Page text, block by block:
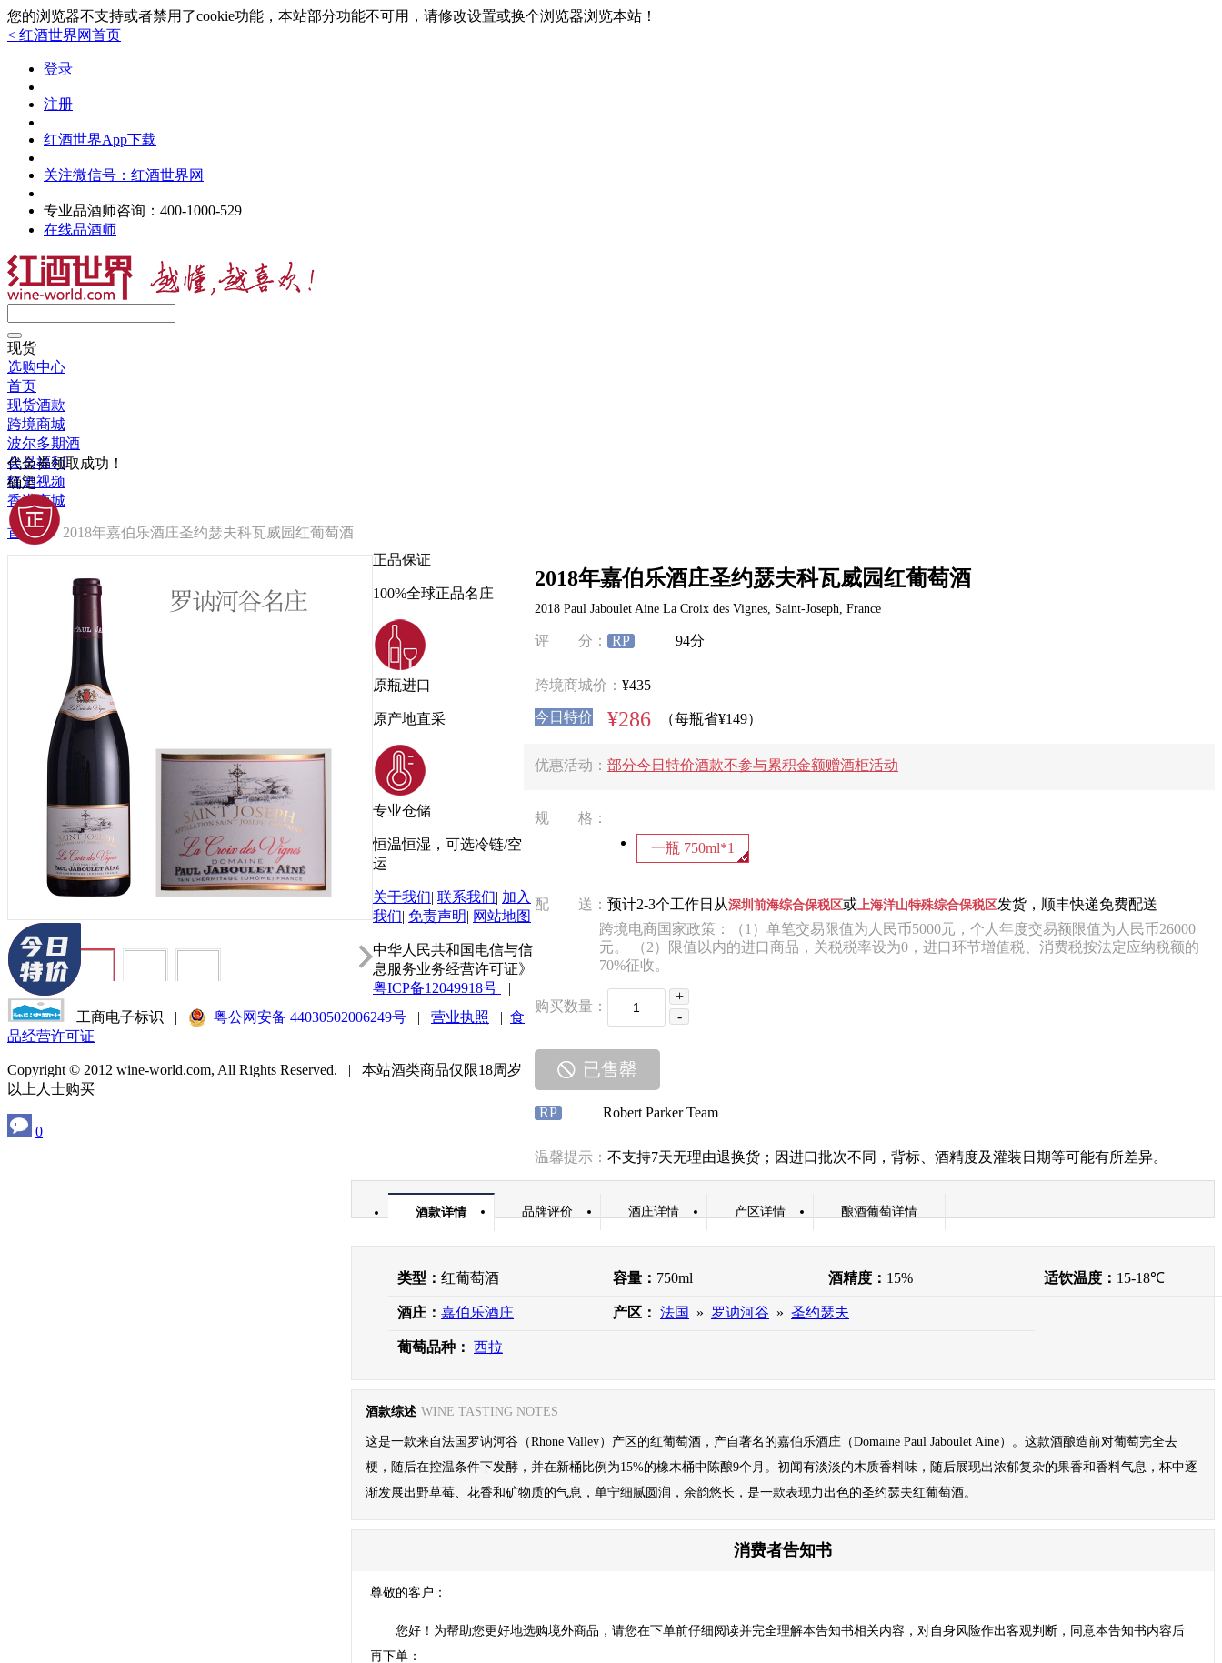
您的浏览器不支持或者禁用了cookie功能，本站部分功能不可用，请修改设置或换个浏览器浏览本站！
< 红酒世界网首页
登录
注册
红酒世界App下载
关注微信号：红酒世界网
专业品酒师咨询： 400-1000-529
在线品酒师
现货
选购中心
首页
现货酒款
跨境商城
波尔多期酒
会员福利
红酒视频
香港商城
首页 > 2018年嘉伯乐酒庄圣约瑟夫科瓦威园红葡萄酒
2018年嘉伯乐酒庄圣约瑟夫科瓦威园红葡萄酒
2018 Paul Jaboulet Aine La Croix des Vignes, Saint-Joseph, France
评 分： RP 94分
跨境商城价： ¥435
今日特价 ¥286 （每瓶省¥149）
优惠活动： 部分今日特价酒款不参与累积金额赠酒柜活动
规 格：
一瓶 750ml*1
配 送： 预计2-3个工作日从深圳前海综合保税区或上海洋山特殊综合保税区发货，顺丰快递免费配送
跨境电商国家政策：（1）单笔交易限值为人民币5000元，个人年度交易额限值为人民币26000
元。 （2）限值以内的进口商品，关税税率设为0，进口环节增值税、消费税按法定应纳税额的
70%征收。
购买数量：
+
-
已售罄
RP Robert Parker Team
温馨提示： 不支持7天无理由退换货；因进口批次不同，背标、酒精度及灌装日期等可能有所差异。
酒款详情 品牌评价 酒庄详情 产区详情 酿酒葡萄详情
类型： 红葡萄酒 容量： 750ml 酒精度： 15% 适饮温度： 15-18℃
酒庄： 嘉伯乐酒庄 产区： 法国 » 罗讷河谷 » 圣约瑟夫
葡萄品种： 西拉
酒款综述 WINE TASTING NOTES
这是一款来自法国罗讷河谷（Rhone Valley）产区的红葡萄酒，产自著名的嘉伯乐酒庄（Domaine Paul Jaboulet Aine）。这款酒酿造前对葡萄完全去
梗，随后在控温条件下发酵，并在新桶比例为15%的橡木桶中陈酿9个月。初闻有淡淡的木质香料味，随后展现出浓郁复杂的果香和香料气息，杯中逐
渐发展出野草莓、花香和矿物质的气息，单宁细腻圆润，余韵悠长，是一款表现力出色的圣约瑟夫红葡萄酒。
消费者告知书
尊敬的客户：
您好！为帮助您更好地选购境外商品，请您在下单前仔细阅读并完全理解本告知书相关内容，对自身风险作出客观判断，同意本告知书内容后
再下单：
代金券领取成功！
确定
正品保证
100%全球正品名庄
原瓶进口
原产地直采
专业仓储
恒温恒湿，可选冷链/空
运
关于我们| 联系我们| 加入
我们| 免责声明| 网站地图
中华人民共和国电信与信
息服务业务经营许可证》
粤ICP备12049918号
|
工商电子标识
| 粤公网安备 44030502006249号 | 营业执照 | 食
品经营许可证
Copyright © 2012 wine-world.com, All Rights Reserved. | 本站酒类商品仅限18周岁
以上人士购买
0